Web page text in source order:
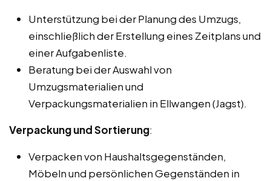
Unterstützung bei der Planung des Umzugs,
einschließlich der Erstellung eines Zeitplans und
einer Aufgabenliste.
Beratung bei der Auswahl von
Umzugsmaterialien und
Verpackungsmaterialien in Ellwangen (Jagst).
Verpackung und Sortierung:
Verpacken von Haushaltsgegenständen,
Möbeln und persönlichen Gegenständen in